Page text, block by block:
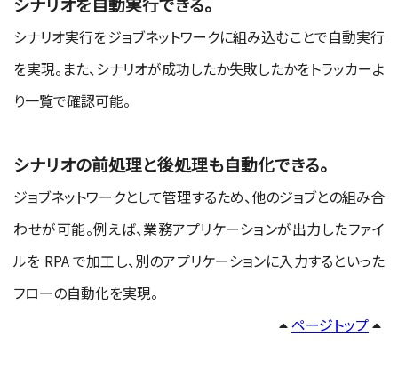
シナリオ実行をジョブネットワークに組み込むことで自動実行
を実現。また、シナリオが成功したか失敗したかをトラッカーよ
り一覧で確認可能。
シナリオの前処理と後処理も自動化できる。
ジョブネットワークとして管理するため、他のジョブとの組み合
わせが可能。例えば、業務アプリケーションが出力したファイ
ルを RPA で加工し、別のアプリケーションに入力するといった
フローの自動化を実現。
ページトップ